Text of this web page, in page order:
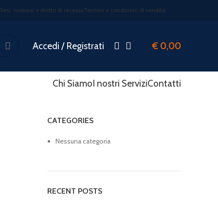
Resi, rimborsi e diritto di recessoTermini e condizioni di vendita
Accedi / Registrati € 0,00
Chi SiamoI nostri ServiziContatti
CATEGORIES
Nessuna categoria
RECENT POSTS